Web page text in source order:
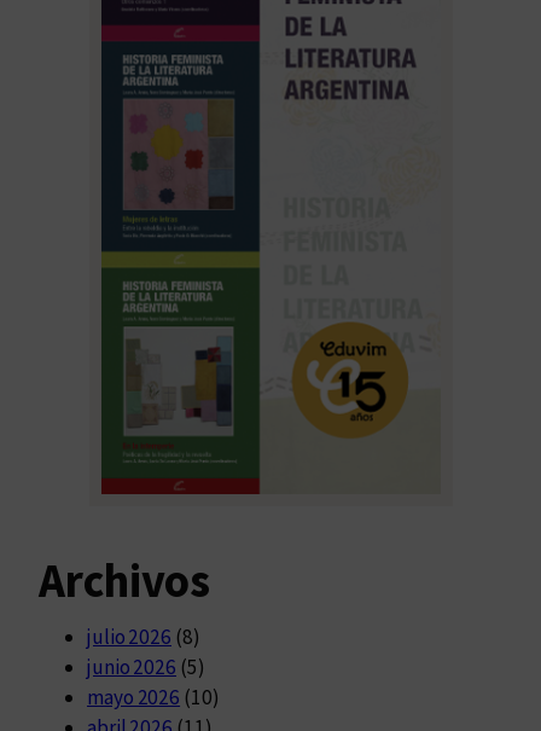
Archivos
julio 2026 (8)
junio 2026 (5)
mayo 2026 (10)